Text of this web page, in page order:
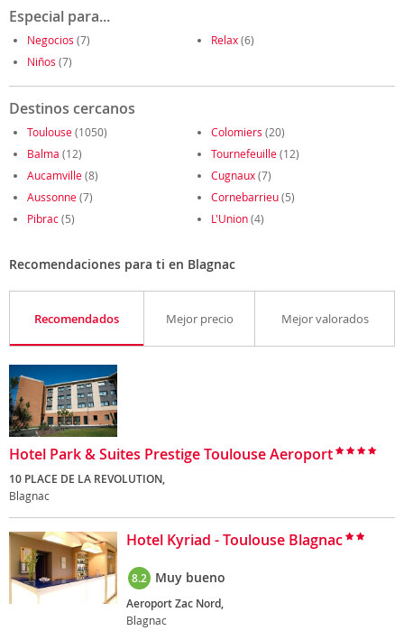
Especial para...
Negocios (7) Relax(6)
Niños (7)
Destinos cercanos
Toulouse(1050) Colomiers (20)
Balma (12) Tournefeuille(12)
Aucamville(8) Cugnaux(7)
Aussonne(7) Cornebarrieu(5)
Pibrac(5) L'Union(4)
Recomendaciones para ti en Blagnac
Recomendados Mejor precio Mejor valorados
Hotel Park & Suites Prestige Toulouse Aeroport
10 PLACE DE LA REVOLUTION,
Blagnac
Hotel Kyriad - Toulouse Blagnac
8.2 Muy bueno
Aeroport Zac Nord,
Blagnac